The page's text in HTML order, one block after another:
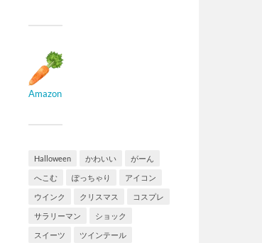
Amazon
Halloween かわいい がーん
へこむ ぽっちゃり アイコン
ウインク クリスマス コスプレ
サラリーマン ショック
スイーツ ツインテール